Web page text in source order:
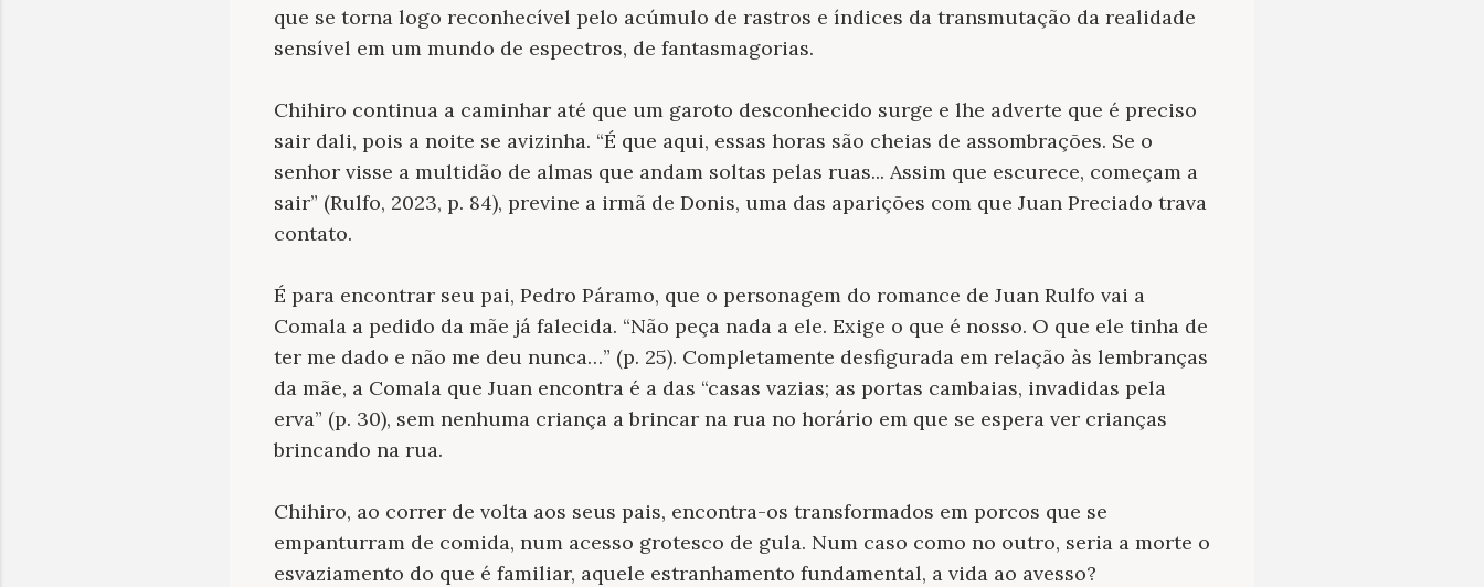
que se torna logo reconhecível pelo acúmulo de rastros e índices da transmutação da realidade
sensível em um mundo de espectros, de fantasmagorias.
Chihiro continua a caminhar até que um garoto desconhecido surge e lhe adverte que é preciso
sair dali, pois a noite se avizinha. “É que aqui, essas horas são cheias de assombrações. Se o
senhor visse a multidão de almas que andam soltas pelas ruas... Assim que escurece, começam a
sair” (Rulfo, 2023, p. 84), previne a irmã de Donis, uma das aparições com que Juan Preciado trava
contato.
É para encontrar seu pai, Pedro Páramo, que o personagem do romance de Juan Rulfo vai a
Comala a pedido da mãe já falecida. “Não peça nada a ele. Exige o que é nosso. O que ele tinha de
ter me dado e não me deu nunca…” (p. 25). Completamente desfigurada em relação às lembranças
da mãe, a Comala que Juan encontra é a das “casas vazias; as portas cambaias, invadidas pela
erva” (p. 30), sem nenhuma criança a brincar na rua no horário em que se espera ver crianças
brincando na rua.
Chihiro, ao correr de volta aos seus pais, encontra-os transformados em porcos que se
empanturram de comida, num acesso grotesco de gula. Num caso como no outro, seria a morte o
esvaziamento do que é familiar, aquele estranhamento fundamental, a vida ao avesso?